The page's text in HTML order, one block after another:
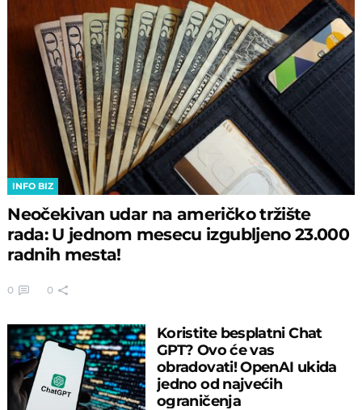
INFO BIZ
Neočekivan udar na američko tržište
rada: U jednom mesecu izgubljeno 23.000
radnih mesta!
0 0
Koristite besplatni Chat
GPT? Ovo će vas
obradovati! OpenAI ukida
jedno od najvećih
ograničenja